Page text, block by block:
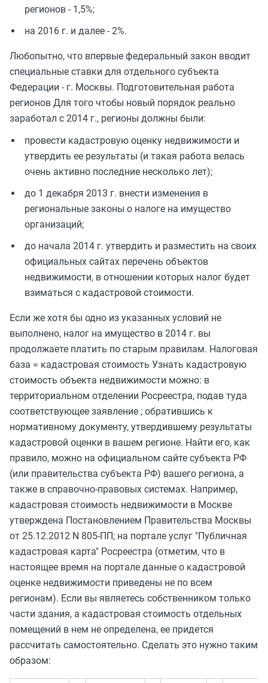
регионов - 1,5%;
на 2016 г. и далее - 2%.
Любопытно, что впервые федеральный закон вводит
специальные ставки для отдельного субъекта
Федерации - г. Москвы. Подготовительная работа
регионов Для того чтобы новый порядок реально
заработал с 2014 г., регионы должны были:
провести кадастровую оценку недвижимости и
утвердить ее результаты (и такая работа велась
очень активно последние несколько лет);
до 1 декабря 2013 г. внести изменения в
региональные законы о налоге на имущество
организаций;
до начала 2014 г. утвердить и разместить на своих
официальных сайтах перечень объектов
недвижимости, в отношении которых налог будет
взиматься с кадастровой стоимости.
Если же хотя бы одно из указанных условий не
выполнено, налог на имущество в 2014 г. вы
продолжаете платить по старым правилам. Налоговая
база = кадастровая стоимость Узнать кадастровую
стоимость объекта недвижимости можно: в
территориальном отделении Росреестра, подав туда
соответствующее заявление ; обратившись к
нормативному документу, утвердившему результаты
кадастровой оценки в вашем регионе. Найти его, как
правило, можно на официальном сайте субъекта РФ
(или правительства субъекта РФ) вашего региона, а
также в справочно-правовых системах. Например,
кадастровая стоимость недвижимости в Москве
утверждена Постановлением Правительства Москвы
от 25.12.2012 N 805-ПП; на портале услуг "Публичная
кадастровая карта" Росреестра (отметим, что в
настоящее время на портале данные о кадастровой
оценке недвижимости приведены не по всем
регионам). Если вы являетесь собственником только
части здания, а кадастровая стоимость отдельных
помещений в нем не определена, ее придется
рассчитать самостоятельно. Сделать это нужно таким
образом: